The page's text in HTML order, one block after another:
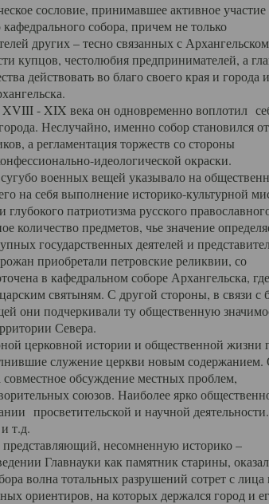
сословие, принимавшее активное участие
собора, причем не только
других – тесно связанных с
купцов, честолюбия предпринимателей, а
действовать во благо своего края и города
- XIX века он одновременно воплотил
Неслучайно, именно собор становился
а регламентация торжеств со стороны
идеологической окраски.
военных вещей указывало на
на себя выполнение историко-культурной
патриотизма русского
количество предметов, чье значение
государственных деятелей и
приобретали петровские реликвии, со
в кафедральном соборе Архангельска,
святыням. С другой стороны, в связи с
они подчеркивали ту общественную
Севера.
истории и общественной жизни
служение церкви новым
обсуждение местных проблем,
союзов. Наиболее ярко
просветительской и научной
т.д.
несомненную историко –
Главнауки как памятник старины,
волна тотальных разрушений сотрет с лица
ориентиров, на которых держался город и